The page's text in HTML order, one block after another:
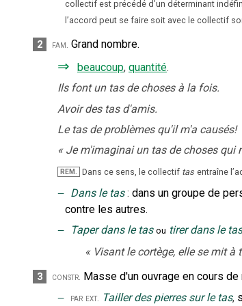
collectif est précédé d’un déterminant
l’accord peut se faire soit avec le collectif
2 fam. Grand nombre.
⇒ beaucoup, quantité.
Ils font un tas de choses à la fois.
Avoir des tas d'amis.
Le tas de problèmes qu'il m'a causés!
« Je m'imaginai un tas de choses qui
REM. Dans ce sens, le collectif tas entraîne
‒ Dans le tas : dans un groupe de
contre les autres.
‒
Taper dans le tas ou tirer dans le tas
« Visant le cortège, elle se mit à
3 constr. Masse d'un ouvrage en cours de
‒ par ext. Tailler des pierres sur le tas,